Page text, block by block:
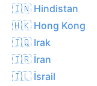
🇮🇳 Hindistan
🇭🇰 Hong Kong
🇮🇶 Irak
🇮🇷 İran
🇮🇱 İsrail